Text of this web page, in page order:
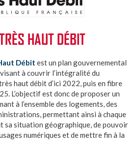
HAUT DÉBIT
Débit est un plan gouvernemental
à couvrir l’intégralité du
haut débit d’ici 2022, puis en fibre
L’objectif est donc de proposer un
à l’ensemble des logements, des
permettant ainsi à chaque
sa situation géographique, de pouvoir
numériques et de mettre fin à la